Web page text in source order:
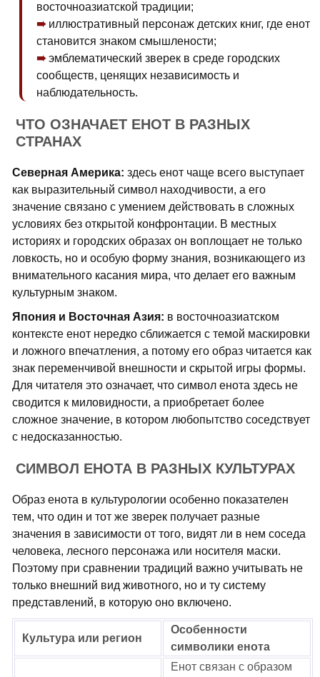
восточноазиатской традиции;
иллюстративный персонаж детских книг, где енот
становится знаком смышлености;
эмблематический зверек в среде городских
сообществ, ценящих независимость и
наблюдательность.
ЧТО ОЗНАЧАЕТ ЕНОТ В РАЗНЫХ
СТРАНАХ
Северная Америка: здесь енот чаще всего выступает
как выразительный символ находчивости, а его
значение связано с умением действовать в сложных
условиях без открытой конфронтации. В местных
историях и городских образах он воплощает не только
ловкость, но и особую форму знания, возникающего из
внимательного касания мира, что делает его важным
культурным знаком.
Япония и Восточная Азия: в восточноазиатском
контексте енот нередко сближается с темой маскировки
и ложного впечатления, а потому его образ читается как
знак переменчивой внешности и скрытой игры формы.
Для читателя это означает, что символ енота здесь не
сводится к миловидности, а приобретает более
сложное значение, в котором любопытство соседствует
с недосказанностью.
СИМВОЛ ЕНОТА В РАЗНЫХ КУЛЬТУРАХ
Образ енота в культурологии особенно показателен
тем, что один и тот же зверек получает разные
значения в зависимости от того, видят ли в нем соседа
человека, лесного персонажа или носителя маски.
Поэтому при сравнении традиций важно учитывать не
только внешний вид животного, но и ту систему
представлений, в которую оно включено.
Культура или регион
Особенности
символики енота
Енот связан с образом